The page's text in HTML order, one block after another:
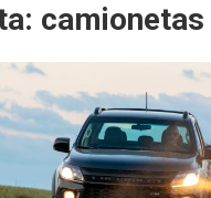
camionetas